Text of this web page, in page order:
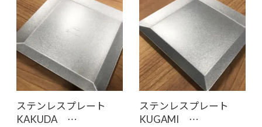
ステンレスプレート
KAKUDA …
ステンレスプレート
KUGAMI …